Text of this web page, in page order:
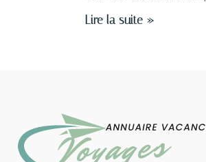
Lire la suite »